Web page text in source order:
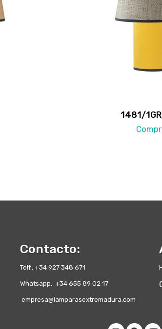
1481/
Contacto:
Telf.: +34 927 348 671
Whatsapp: +34 655 89 02 17
empresa@lamparasextremadura.com